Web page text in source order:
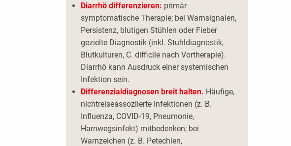
Diarrhö differenzieren: primär
symptomatische Therapie; bei Warnsignalen,
Persistenz, blutigen Stühlen oder Fieber
gezielte Diagnostik (inkl. Stuhldiagnostik,
Blutkulturen, C. difficile nach Vortherapie).
Diarrhö kann Ausdruck einer systemischen
Infektion sein.
Differenzialdiagnosen breit halten. Häufige,
nichtreiseassoziierte Infektionen (z. B.
Influenza, COVID-19, Pneumonie,
Harnwegsinfekt) mitbedenken; bei
Warnzeichen (z. B. Petechien,